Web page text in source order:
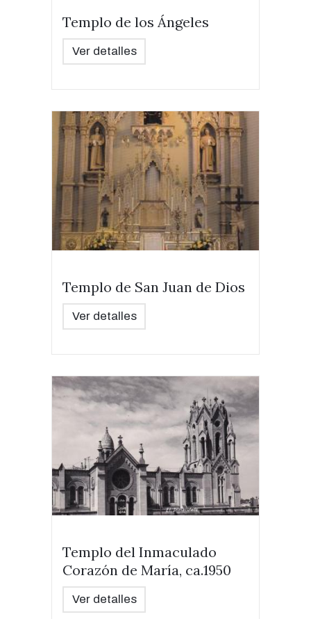
Templo de los Ángeles
Ver detalles
Templo de San Juan de Dios
Ver detalles
Templo del Inmaculado
Corazón de María, ca.1950
Ver detalles